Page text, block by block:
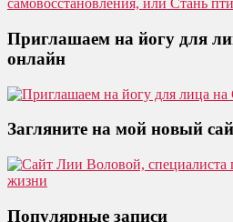
Приглашаем на йогу для
онлайн
Загляните на мой новый
Популярные записи